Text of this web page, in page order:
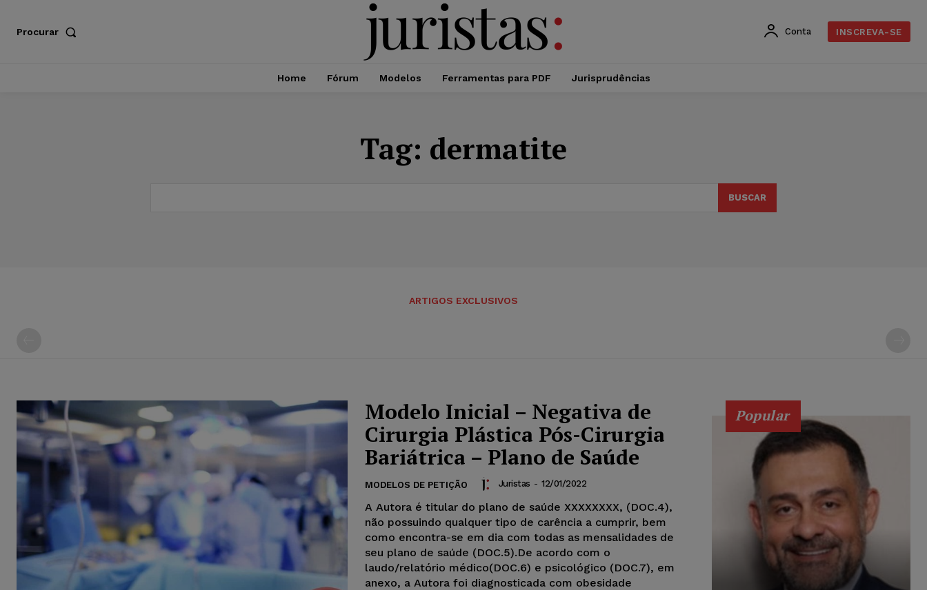
Procurar Conta INSCREVA-SE
Home Fórum Modelos Ferramentas para PDF Jurisprudências
Tag: dermatite
BUSCAR
ARTIGOS EXCLUSIVOS
Modelo Inicial – Negativa de
Cirurgia Plástica Pós-Cirurgia
Bariátrica – Plano de Saúde
MODELOS DE PETIÇÃO Juristas - 12/01/2022
A Autora é titular do plano de saúde XXXXXXXX, (DOC.4),
não possuindo qualquer tipo de carência a cumprir, bem
como encontra-se em dia com todas as mensalidades de
seu plano de saúde (DOC.5).De acordo com o
laudo/relatório médico(DOC.6) e psicológico (DOC.7), em
anexo, a Autora foi diagnosticada com obesidade
Popular